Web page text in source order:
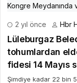
2 yıl önce Hbr
Lüleburgaz
tohumlardan
fidesi 14 Mayıs
Meydanında
Şimdiye kadar 22 bin